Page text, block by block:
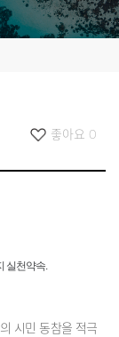
좋아요 0
실천약속.
시민 동참을 적극